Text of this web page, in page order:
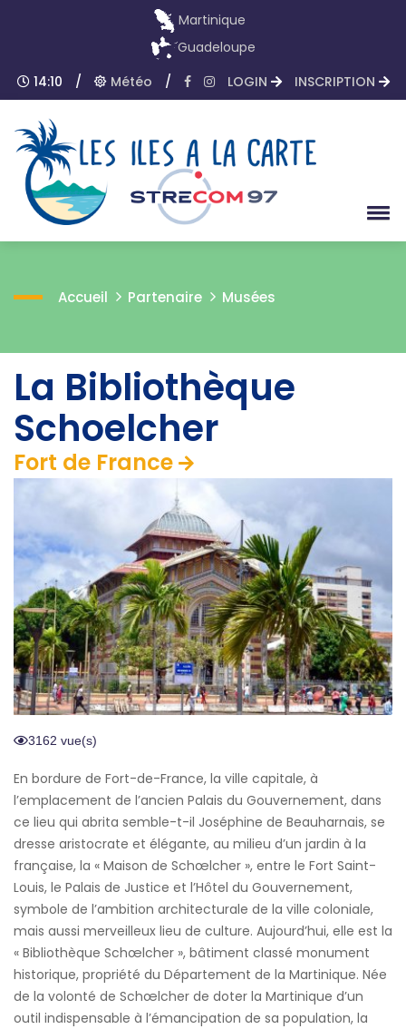
Martinique
Guadeloupe
14:10
/ Météo / LOGIN INSCRIPTION
Accueil Partenaire Musées
La Bibliothèque
Schoelcher
Fort de France
3162 vue(s)
En bordure de Fort-de-France, la ville capitale, à
l’emplacement de l’ancien Palais du Gouvernement, dans
ce lieu qui abrita semble-t-il Joséphine de Beauharnais, se
dresse aristocrate et élégante, au milieu d’un jardin à la
française, la « Maison de Schœlcher », entre le Fort Saint-
Louis, le Palais de Justice et l’Hôtel du Gouvernement,
symbole de l’ambition architecturale de la ville coloniale,
mais aussi merveilleux lieu de culture. Aujourd’hui, elle est la
« Bibliothèque Schœlcher », bâtiment classé monument
historique, propriété du Département de la Martinique. Née
de la volonté de Schœlcher de doter la Martinique d’un
outil indispensable à l’émancipation de sa population, la